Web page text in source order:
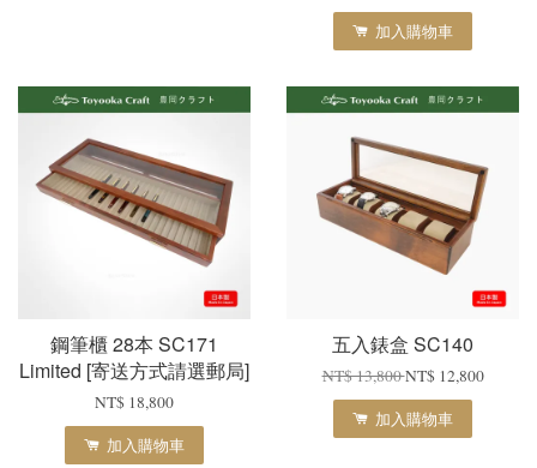
加入購物車
鋼筆櫃 28本 SC171
Limited [寄送方式請選郵局]
NT$ 18,800
加入購物車
五入錶盒 SC140
NT$ 13,800NT$ 12,800
加入購物車